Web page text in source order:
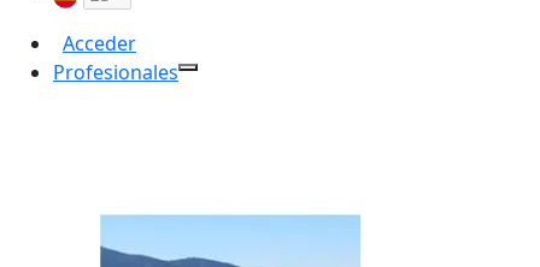
Acceder
Profesionales